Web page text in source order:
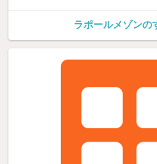
ラポールメゾンの